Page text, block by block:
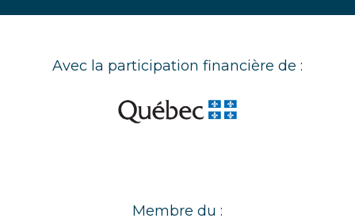
Avec la participation financière de :
Membre du :